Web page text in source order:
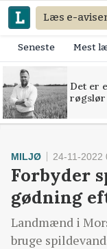
Læs e-
Seneste Mest
Det er
røgslør
MILJØ 24-11-2022
Forbyder
gødning
Landmænd i
bruge